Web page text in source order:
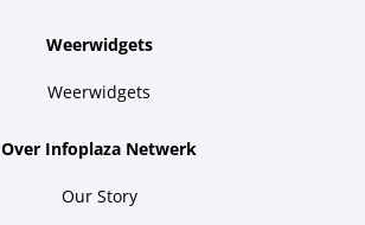
Weerwidgets
Weerwidgets
Over Infoplaza Netwerk
Our Story